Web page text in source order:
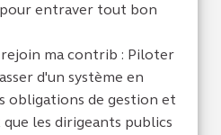
entraver tout bon
ma contrib : Piloter
d'un système en
obligations de gestion et
les dirigeants publics